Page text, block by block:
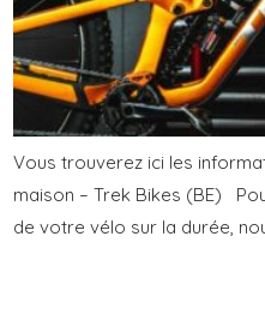
Vous trouverez ici les
maison – Trek Bikes (BE)
de votre vélo sur la durée,